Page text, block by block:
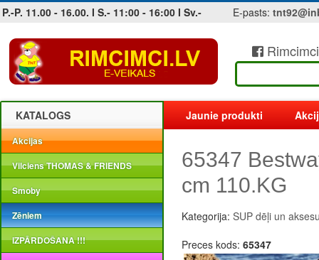
P.-P. 11.00 - 16.00. I S.- 11:00 - 16:00 I Sv.- E-pasts:
Jobs at sea and maritime vacancies
KATALOGS
Akcijas
Vilciens THOMAS & FRIENDS
Smoby
Zēniem
IZPĀRDOŠANA !!!
Jaunie produkti
65347
cm 110.KG
Kategorija: SUP dēļi un
Preces kods: 65347